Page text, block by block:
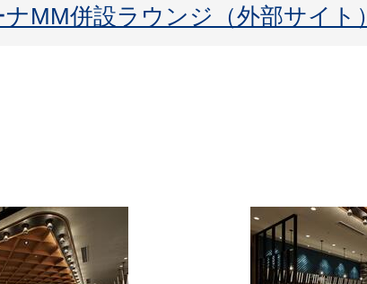
MM併設ラウンジ（外部サイト）